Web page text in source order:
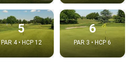
5
PAR 4 • HCP 12
6
PAR 3 • HCP 6